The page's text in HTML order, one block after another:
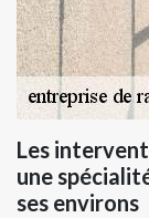
Les
une
ses environs